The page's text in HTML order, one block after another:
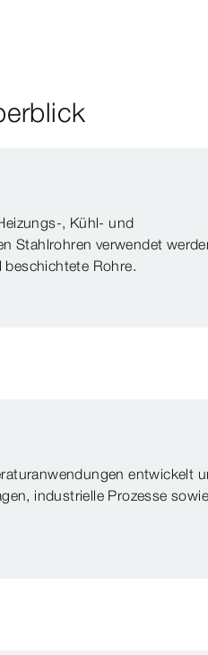
, Kühl- und
Stahlrohren verwendet
Rohre.
entwickelt
industrielle Prozesse sowie